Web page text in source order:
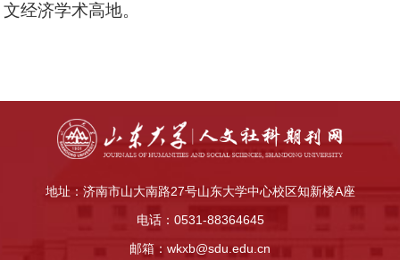
文经济学术高地。
地址：济南市山大南路27号山东大学中心校区知新楼A座
电话：0531-88364645
邮箱：wkxb@sdu.edu.cn